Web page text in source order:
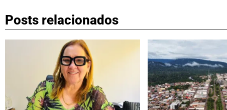
Posts relacionados